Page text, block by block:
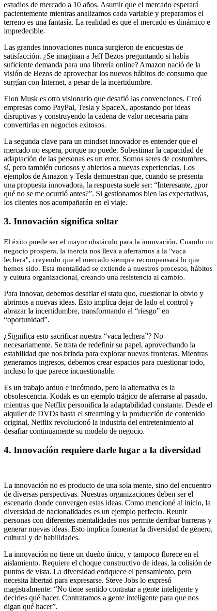
estudios de mercado a 10 años. Asumir que el mercado esperará
pacientemente mientras analizamos cada variable y preparamos el
terreno es una fantasía. La realidad es que el mercado es dinámico e
impredecible.
Las grandes innovaciones nunca surgieron de encuestas de
satisfacción. ¿Se imaginan a Jeff Bezos preguntando si había
suficiente demanda para una librería online? Amazon nació de la
visión de Bezos de aprovechar los nuevos hábitos de consumo que
surgían con Internet, a pesar de la incertidumbre.
Elon Musk es otro visionario que desafió las convenciones. Creó
empresas como PayPal, Tesla y SpaceX, apostando por ideas
disruptivas y construyendo la cadena de valor necesaria para
convertirlas en negocios exitosos.
La segunda clave para un mindset innovador es entender que el
mercado no espera, porque no puede. Subestimar la capacidad de
adaptación de las personas es un error. Somos seres de costumbres,
sí, pero también curiosos y abiertos a nuevas experiencias. Los
ejemplos de Amazon y Tesla demuestran que, cuando se presenta
una propuesta innovadora, la respuesta suele ser: “Interesante, ¿por
qué no se me ocurrió antes?”. Si gestionamos bien las expectativas,
los clientes nos acompañarán en el viaje.
3. Innovación significa soltar
El éxito puede ser el mayor obstáculo para la innovación. Cuando un
negocio prospera, la inercia nos lleva a aferrarnos a la "vaca
lechera", creyendo que el mercado siempre recompensará lo que
hemos sido. Esta mentalidad se extiende a nuestros procesos, hábitos
y cultura organizacional, creando una resistencia al cambio.
Para innovar, debemos desafiar el statu quo, cuestionar lo obvio y
abrirnos a nuevas ideas. Esto implica dejar de lado el control y
abrazar la incertidumbre, transformando el “riesgo” en
“oportunidad”.
¿Significa esto sacrificar nuestra “vaca lechera”? No
necesariamente. Se trata de redefinir su papel, aprovechando la
estabilidad que nos brinda para explorar nuevas fronteras. Mientras
generamos ingresos, debemos crear espacios para cuestionar todo,
incluso lo que parece incuestionable.
Es un trabajo arduo e incómodo, pero la alternativa es la
obsolescencia. Kodak es un ejemplo trágico de aferrarse al pasado,
mientras que Netflix personifica la adaptabilidad constante. Desde el
alquiler de DVDs hasta el streaming y la producción de contenido
original, Netflix revolucionó la industria del entretenimiento al
desafiar continuamente su modelo de negocio.
4. Innovación requiere darle lugar a la diversidad
La innovación no es producto de una sola mente, sino del encuentro
de diversas perspectivas. Nuestras organizaciones deben ser el
escenario donde convergen estas ideas. Como mencioné al inicio, la
diversidad de nacionalidades es un ejemplo perfecto. Reunir
personas con diferentes mentalidades nos permite derribar barreras y
generar nuevas ideas. Esto implica fomentar la diversidad de género,
cultural y de habilidades.
La innovación no tiene un dueño único, y tampoco florece en el
aislamiento. Requiere el choque constructivo de ideas, la colisión de
puntos de vista. La diversidad enriquece el pensamiento, pero
necesita libertad para expresarse. Steve Jobs lo expresó
magistralmente: “No tiene sentido contratar a gente inteligente y
decirles qué hacer. Contratamos a gente inteligente para que nos
digan qué hacer”.